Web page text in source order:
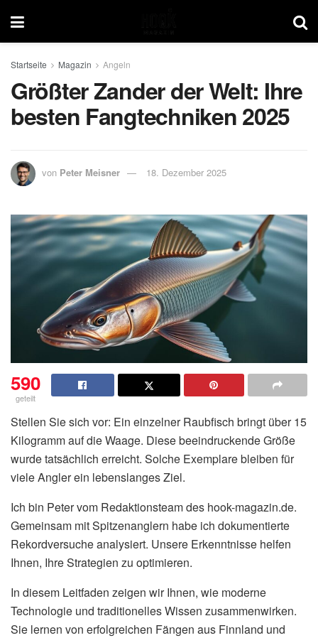
Startseite Magazin Angeln
Größter Zander der Welt: Ihre
besten Fangtechniken 2025
von Peter Meisner 18. Dezember 2025
590
geteilt
Stellen Sie sich vor: Ein einzelner Raubfisch bringt über 15
Kilogramm auf die Waage. Diese beeindruckende Größe
wurde tatsächlich erreicht. Solche Exemplare bleiben für
viele Angler ein lebenslanges Ziel.
Ich bin Peter vom Redaktionsteam des hook-magazin.de.
Gemeinsam mit Spitzenanglern habe ich dokumentierte
Rekordversuche analysiert. Unsere Erkenntnisse helfen
Ihnen, Ihre Strategien zu optimieren.
In diesem Leitfaden zeigen wir Ihnen, wie moderne
Technologie und traditionelles Wissen zusammenwirken.
Sie lernen von erfolgreichen Fängen aus Finnland und